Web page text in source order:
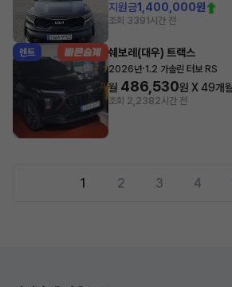
지원금1,400,000원
조회 3391시간 전
렌트 쉐보레(대우) 트랙스
2026년·1.2 가솔린 터보 RS
월 486,530원 X49개월
조회 2,2382시간 전
1 2 3 4